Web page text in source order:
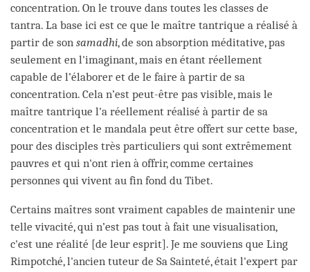
concentration. On le trouve dans toutes les classes de
tantra. La base ici est ce que le maître tantrique a réalisé à
partir de son samadhi, de son absorption méditative, pas
seulement en l'imaginant, mais en étant réellement
capable de l’élaborer et de le faire à partir de sa
concentration. Cela n’est peut-être pas visible, mais le
maître tantrique l'a réellement réalisé à partir de sa
concentration et le mandala peut être offert sur cette base,
pour des disciples très particuliers qui sont extrêmement
pauvres et qui n'ont rien à offrir, comme certaines
personnes qui vivent au fin fond du Tibet.
Certains maîtres sont vraiment capables de maintenir une
telle vivacité, qui n’est pas tout à fait une visualisation,
c'est une réalité [de leur esprit]. Je me souviens que Ling
Rimpotché, l'ancien tuteur de Sa Sainteté, était l'expert par